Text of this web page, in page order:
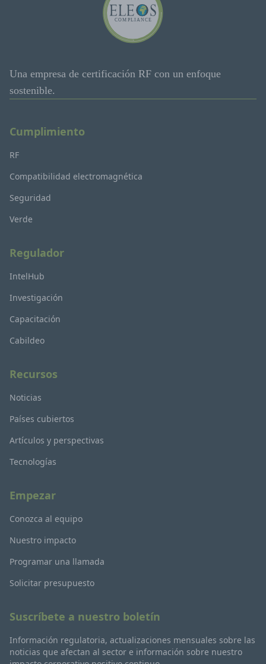
Una empresa de certificación RF con un enfoque
sostenible.
Cumplimiento
RF
Compatibilidad electromagnética
Seguridad
Verde
Regulador
IntelHub
Investigación
Capacitación
Cabildeo
Recursos
Noticias
Países cubiertos
Artículos y perspectivas
Tecnologías
Empezar
Conozca al equipo
Nuestro impacto
Programar una llamada
Solicitar presupuesto
Suscríbete a nuestro boletín
Información regulatoria, actualizaciones mensuales sobre las
noticias que afectan al sector e información sobre nuestro